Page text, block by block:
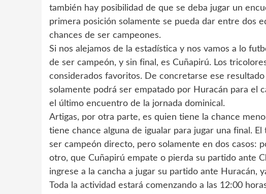
también hay posibilidad de que se deba jugar un
primera posición solamente se pueda dar entre dos
chances de ser campeones.
Si nos alejamos de la estadística y nos vamos a lo
de ser campeón, y sin final, es Cuñapirú. Los
considerados favoritos. De concretarse ese
solamente podrá ser empatado por Huracán para el
el último encuentro de la jornada dominical.
Artigas, por otra parte, es quien tiene la chance
tiene chance alguna de igualar para jugar una final.
ser campeón directo, pero solamente en dos casos:
otro, que Cuñapirú empate o pierda su partido ante
ingrese a la cancha a jugar su partido ante Huracán,
Toda la actividad estará comenzando a las 12:00